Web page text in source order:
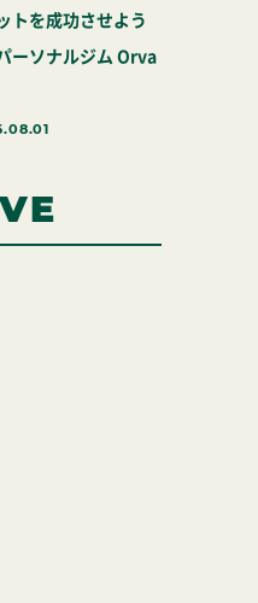
トを成功させよう
ーソナルジム Orva